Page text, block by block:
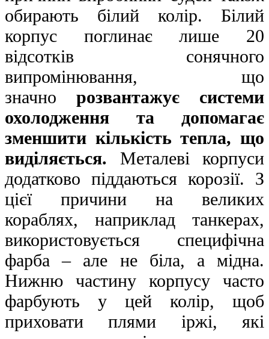
обирають білий колір. Білий
корпус поглинає лише 20
відсотків сонячного
випромінювання, що
значно
розвантажує системи
охолодження та допомагає
зменшити кількість тепла, що
виділяється.
Металеві корпуси
додатково піддаються корозії. З
цієї причини на великих
кораблях, наприклад танкерах,
використовується специфічна
фарба – але не біла, а мідна.
Нижню частину корпусу часто
фарбують у цей колір, щоб
приховати плями іржі, які